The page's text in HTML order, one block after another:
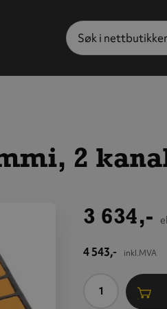
Søk
2
3 634,-
4 543,- inkl.MVA
Antall